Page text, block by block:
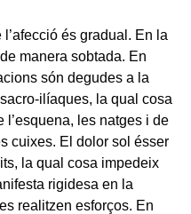
és gradual. En la
manera sobtada. En
són degudes a la
ilíaques, la qual cosa
l’esquena, les natges i de
cuixes. El dolor sol ésser
la qual cosa impedeix
rigidesa en la
realitzen esforços. En